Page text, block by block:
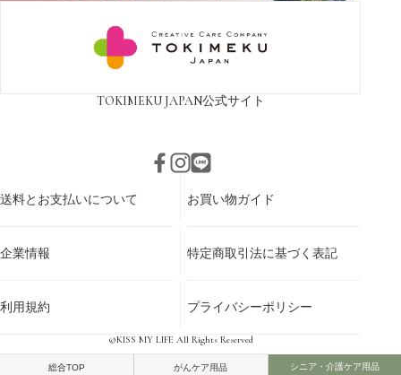
TOKIMEKU JAPAN公式サイト
©KISS MY LIFE All Rights Reserved
送料とお支払いについて お買い物ガイド
企業情報 特定商取引法に基づく表記
利用規約 プライバシーポリシー
総合TOP がんケア用品 シニア・介護ケア用品